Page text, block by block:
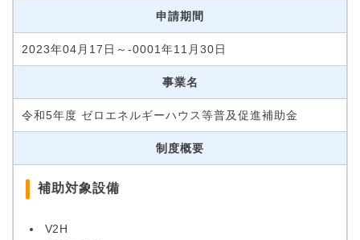
申請期間
2023年04月17日～-0001年11月30日
事業名
令和5年度 ゼロエネルギーハウス等普及促進補助金
制度概要
補助対象設備
V2H